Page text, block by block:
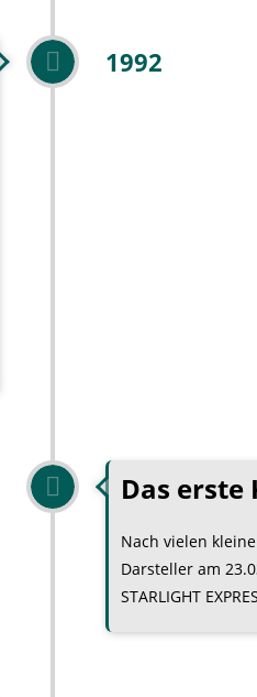
1992
Das erste
Nach vielen
Darsteller am
STARLIGHT